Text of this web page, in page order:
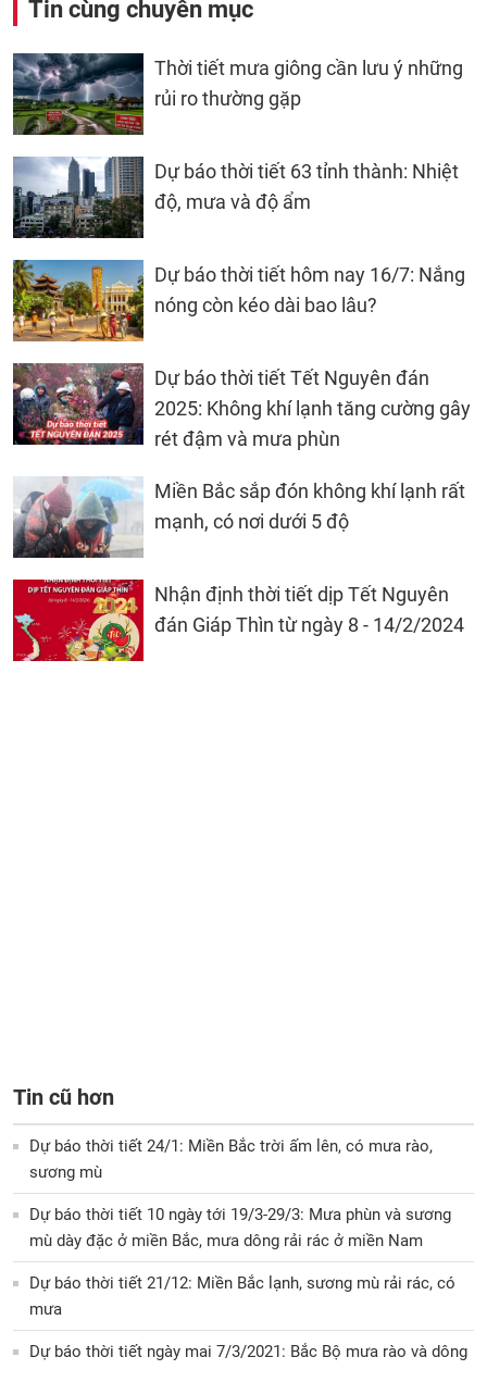
Tin cùng chuyên mục
Thời tiết mưa giông cần lưu ý những
rủi ro thường gặp
Dự báo thời tiết 63 tỉnh thành: Nhiệt
độ, mưa và độ ẩm
Dự báo thời tiết hôm nay 16/7: Nắng
nóng còn kéo dài bao lâu?
Dự báo thời tiết Tết Nguyên đán
2025: Không khí lạnh tăng cường gây
rét đậm và mưa phùn
Miền Bắc sắp đón không khí lạnh rất
mạnh, có nơi dưới 5 độ
Nhận định thời tiết dịp Tết Nguyên
đán Giáp Thìn từ ngày 8 - 14/2/2024
Tin cũ hơn
Dự báo thời tiết 24/1: Miền Bắc trời ấm lên, có mưa rào,
sương mù
Dự báo thời tiết 10 ngày tới 19/3-29/3: Mưa phùn và sương
mù dày đặc ở miền Bắc, mưa dông rải rác ở miền Nam
Dự báo thời tiết 21/12: Miền Bắc lạnh, sương mù rải rác, có
mưa
Dự báo thời tiết ngày mai 7/3/2021: Bắc Bộ mưa rào và dông